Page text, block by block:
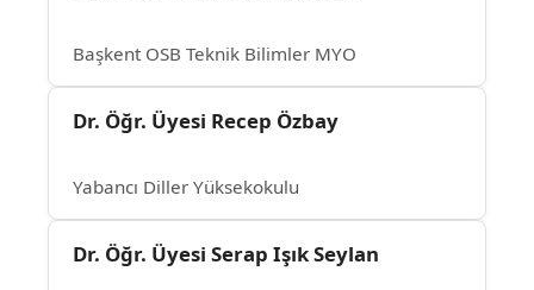
Başkent OSB Teknik Bilimler MYO
Dr. Öğr. Üyesi Recep Özbay
Yabancı Diller Yüksekokulu
Dr. Öğr. Üyesi Serap Işık Seylan